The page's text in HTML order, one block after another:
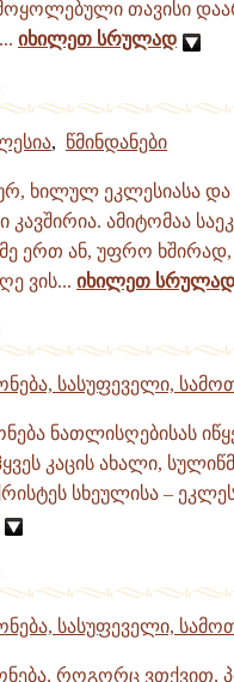
თავისი
იხილეთ სრულად
, წმინდანები
ხილულ ეკლესიასა
ამიტომაა
ერთ ან, უფრო ხშირად,
ვის... იხილეთ სრულად
სასუფეველი,
ნათლისღებისას
კაცის ახალი,
სხეულისა –
სასუფეველი,
როგორც ვთქვით,